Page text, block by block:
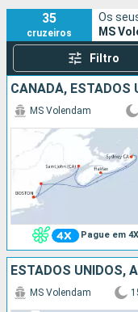
35
cruzeiros
Os
MS
Filtro
CANADÁ, ESTADOS
Pague em 4X
MS Volendam
MS Volendam